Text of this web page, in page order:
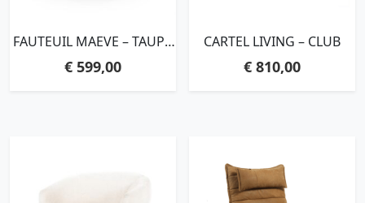
FAUTEUIL MAEVE – TAUPE
€599,00
CARTEL LIVING – CLUB
€ 810,00